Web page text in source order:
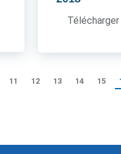
11 12 13 14 15